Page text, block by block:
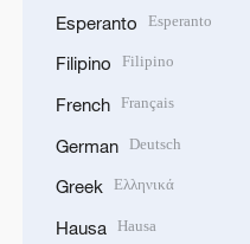
Esperanto Esperanto
Filipino Filipino
French Français
German Deutsch
Greek Ελληνικά
Hausa Hausa